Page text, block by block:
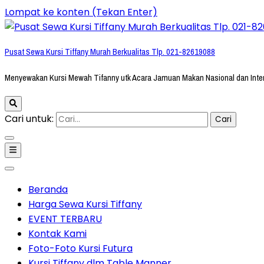
Lompat ke konten (Tekan Enter)
Pusat Sewa Kursi Tiffany Murah Berkualitas Tlp. 021-82619088
Menyewakan Kursi Mewah Tifanny utk Acara Jamuan Makan Nasional dan
Cari untuk:
Beranda
Harga Sewa Kursi Tiffany
EVENT TERBARU
Kontak Kami
Foto-Foto Kursi Futura